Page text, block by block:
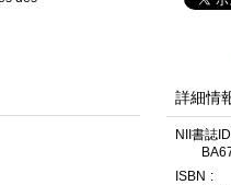
詳細情
NII書誌
ISBN